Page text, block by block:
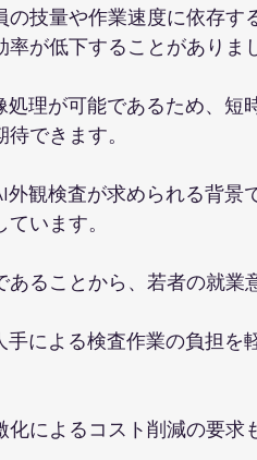
の技量や作業速度に依存す
が低下することがありま
理が可能であるため、短
できます。
外観検査が求められる背景
います。
ることから、若者の就業
による検査作業の負担を
化によるコスト削減の要求